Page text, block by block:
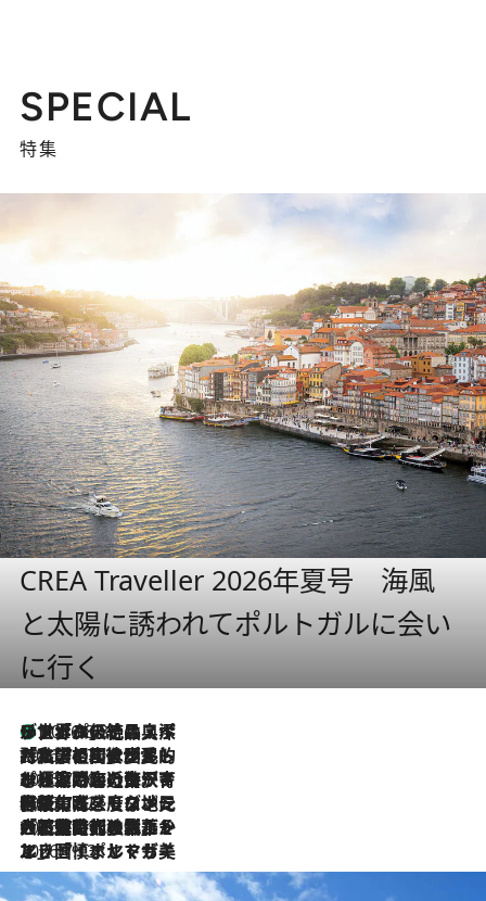
SPECIAL
特集
CREA Traveller 2026年夏号 海風
と太陽に誘われてポルトガルに会い
に行く
2026.8.8
リスボンの絶品スイーツ「パステル・デ・ナタ」とは？ポルトガル伝統の奥深い世界へ
2026.7.27
「私の祖国はポルトガル語です」国民的詩人フェルナンド・ペソアと、彼が愛した文学の街を歩く
2026.7.26
ポルトガル近海が育む極上の海の幸。キリリと冷えた白ワインと愉しむ、シーフード専門店の贅沢
2026.7.22
伝統の味をモダンに昇華。高感度な地元客が集う、リスボンの最旬ガストロノミー
2026.7.21
大航海時代の栄華から、震災、独裁、そして革命へ。ポルトガル・首都リスボンの石畳に刻まれた「歴史の光と影」
2026.7.13
エッセイ・ヤマザキマリ「慎ましくも美しき国 ポルトガル」